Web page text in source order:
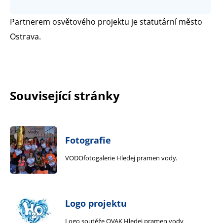
Partnerem osvětového projektu je statutární město
Ostrava.
Související stránky
Fotografie
VODOfotogalerie Hledej pramen vody.
Logo projektu
Logo soutěže OVAK Hledej pramen vody